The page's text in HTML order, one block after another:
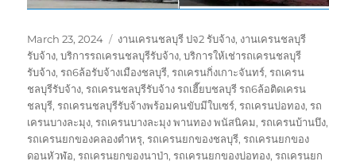
Posted
on
March 23, 2024 Tags
งานเครนชลบุรี ปจ2 รับจ้าง, งานเครนชลบุรี
รับจ้าง,บริการรถเครนชลบุรีรับจ้าง,บริการให้เช่ารถเครนชลบุรี
รับจ้าง,รถ6ล้อรับจ้างเมืองชลบุรี,รถเครนกิ่งเกาะจันทร์,รถเครน
ชลบุรีรับจ้าง,รถเครนชลบุรีรับจ้าง รถเฮี๊ยบชลบุรี รถ6ล้อติดเครน
ชลบุรี,รถเครนชลบุรีรับจ้างพร้อมคนขับมีใบเซร์,รถเครนบ่อทอง,รถ
เครนบางละมุง,รถเครนบางละมุง พานทอง พนัสนิคม,รถเครนบ้านบึง,
รถเครนยกของคลองตำหรุ,รถเครนยกของชลบุรี,รถเครนยกของ
ดอนหัวฬ่อ,รถเครนยกของนาป่า,รถเครนยกของบ่อทอง,รถเครนยก